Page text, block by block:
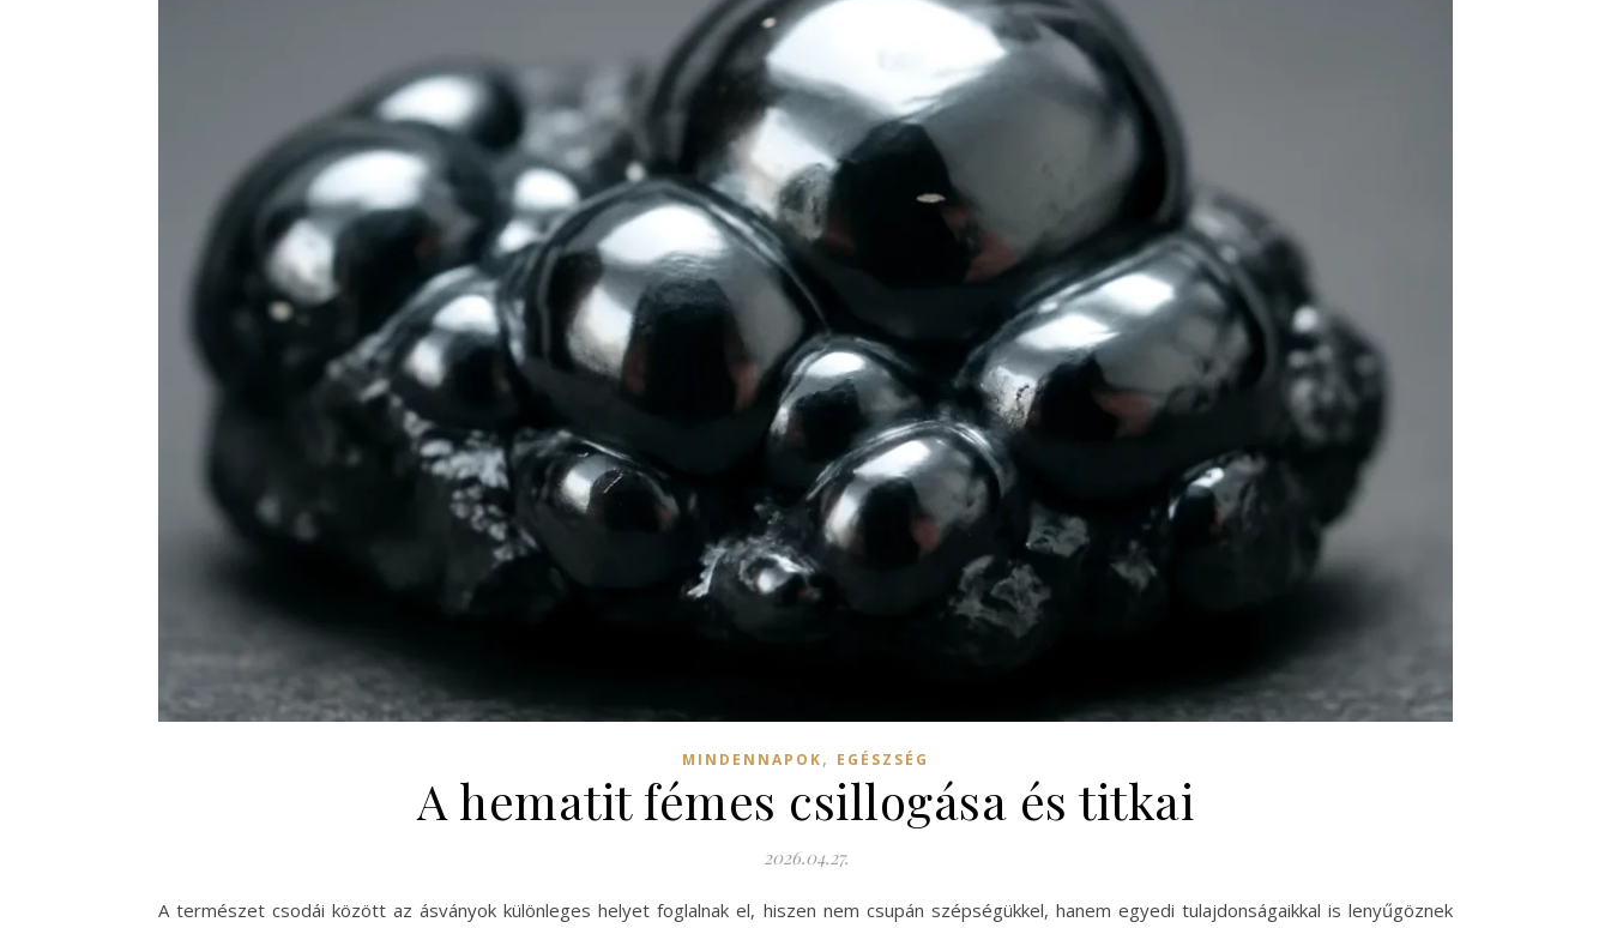
MINDENNAPOK, EGÉSZSÉG
A hematit fémes csillogása és titkai
2026.04.27.
A természet csodái között az ásványok különleges helyet foglalnak el, hiszen nem csupán szépségükkel, hanem egyedi tulajdonságaikkal is lenyűgöznek